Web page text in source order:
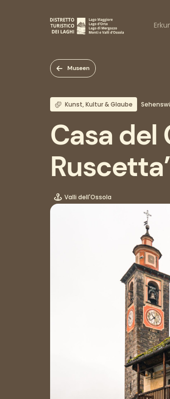
Museen
Kunst, Kultur & Glaube
Casa del
Valli dell'Ossola